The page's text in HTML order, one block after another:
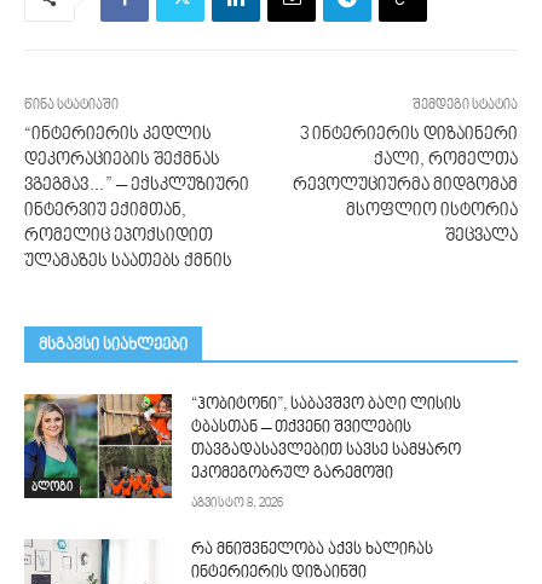
წინა სტატიაში
“ინტერიერის კედლის
დეკორაციების შექმნას
ვგეგმავ…” – ექსკლუზიური
ინტერვიუ ექიმთან,
რომელიც ეპოქსიდით
ულამაზეს საათებს ქმნის
შემდეგი სტატია
3 ინტერიერის დიზაინერი
ქალი, რომელთა
რევოლუციურმა მიდგომამ
მსოფლიო ისტორია
შეცვალა
მსგავსი სიახლეები
ბლოგი
“ჰობიტონი”, საბავშვო ბაღი ლისის
ტბასთან – თქვენი შვილების
თავგადასავლებით სავსე სამყარო
ეკომეგობრულ გარემოში
აგვისტო 8, 2026
რა მნიშვნელობა აქვს ხალიჩას
ინტერიერის დიზაინში